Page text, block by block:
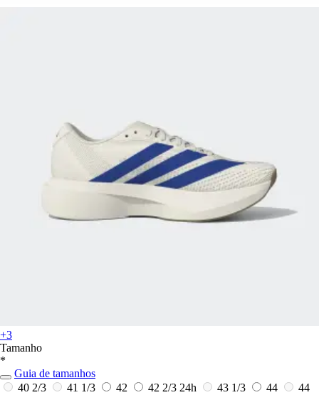
+3
Tamanho
*
Guia de tamanhos
40 2/3
41 1/3 42 42 2/3 24h 43 1/3 44
44